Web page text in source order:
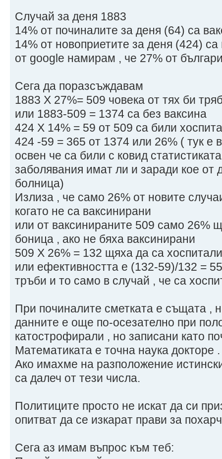
Случай за деня 1883
14% от починалите за деня (64) са
14% от новоприетите за деня (424)
от google намирам , че 27% от
Сега да поразсъждавам
1883 Х 27%= 509 човека от тях би
или 1883-509 = 1374 са без ваксина
424 Х 14% = 59 от 509 са били
424 -59 = 365 от 1374 или 26% ( тук е
освен че са били с ковид
заболявания имат ли и заради кое от
болница)
Излиза , че само 26% от новите
когато не са ваксинирани
или от ваксинираните 509 само 26%
боница , ако не бяха ваксинирани
509 Х 26% = 132 щяха да са
или ефективността е (132-59)/132 =
тръби и то само в случай , че са
При починалите сметката е същата ,
данните е още по-осезателно при
катострофирали , но записани като
Математиката е точна наука докторе .
Ако имахме на разположение
са далеч от тези числа.
Политиците просто не искат да си
опитват да се изкарат прави за
Сега аз имам въпрос към теб: